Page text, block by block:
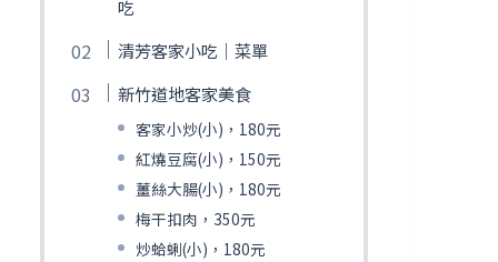
吃
清芳客家小吃｜菜單
新竹道地客家美食
客家小炒(小)，180元
紅燒豆腐(小)，150元
薑絲大腸(小)，180元
梅干扣肉，350元
炒蛤蜊(小)，180元